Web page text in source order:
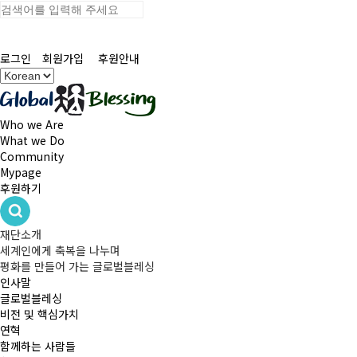
로그인 회원가입 후원안내
Who we Are
What we Do
Community
Mypage
후원하기
재단소개
세계인에게 축복을 나누며
평화를 만들어 가는 글로벌블레싱
인사말
글로벌블레싱
비전 및 핵심가치
연혁
함께하는 사람들